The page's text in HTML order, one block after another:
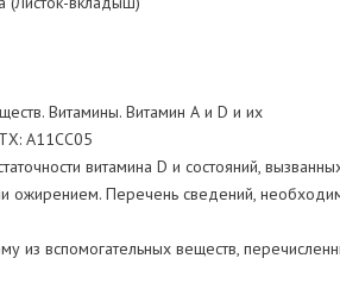
Витамины. Витамин А и D и их
A11CC05
витамина D и состояний,
ожирением. Перечень сведений,
из вспомогательных веществ,